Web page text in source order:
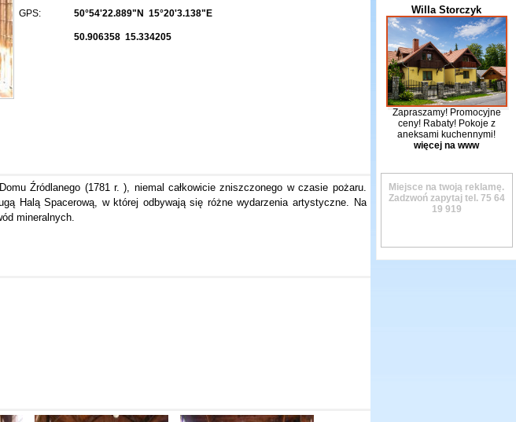
GPS: 50°54'22.889"N 15°20'3.138"E
50.906358 15.334205
Źródlanego (1781 r. ), niemal całkowicie zniszczonego w czasie pożaru.
Halą Spacerową, w której odbywają się różne wydarzenia artystyczne. Na
mineralnych.
Willa Storczyk
Zapraszamy! Promocyjne
ceny! Rabaty! Pokoje z
aneksami kuchennymi!
więcej na www
Miejsce na twoją reklamę.
Zadzwoń zapytaj tel. 75 64
19 919